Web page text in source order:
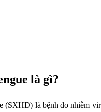
là gì?
(SXHD) là bệnh do nhiễm